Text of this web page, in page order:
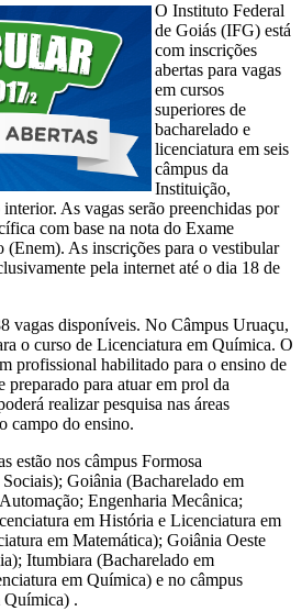
O Instituto Federal
de Goiás (IFG) está
com inscrições
abertas para vagas
em cursos
superiores de
bacharelado e
licenciatura em seis
câmpus da
Instituição,
As vagas serão preenchidas por
com base na nota do Exame
As inscrições para o vestibular
pela internet até o dia 18 de
vagas disponíveis. No Câmpus Uruaçu,
o curso de Licenciatura em Química. O
profissional habilitado para o ensino de
preparado para atuar em prol da
realizar pesquisa nas áreas
campo do ensino.
estão nos câmpus Formosa
Goiânia (Bacharelado em
Engenharia Mecânica;
em História e Licenciatura em
em Matemática); Goiânia Oeste
Itumbiara (Bacharelado em
em Química) e no câmpus
.